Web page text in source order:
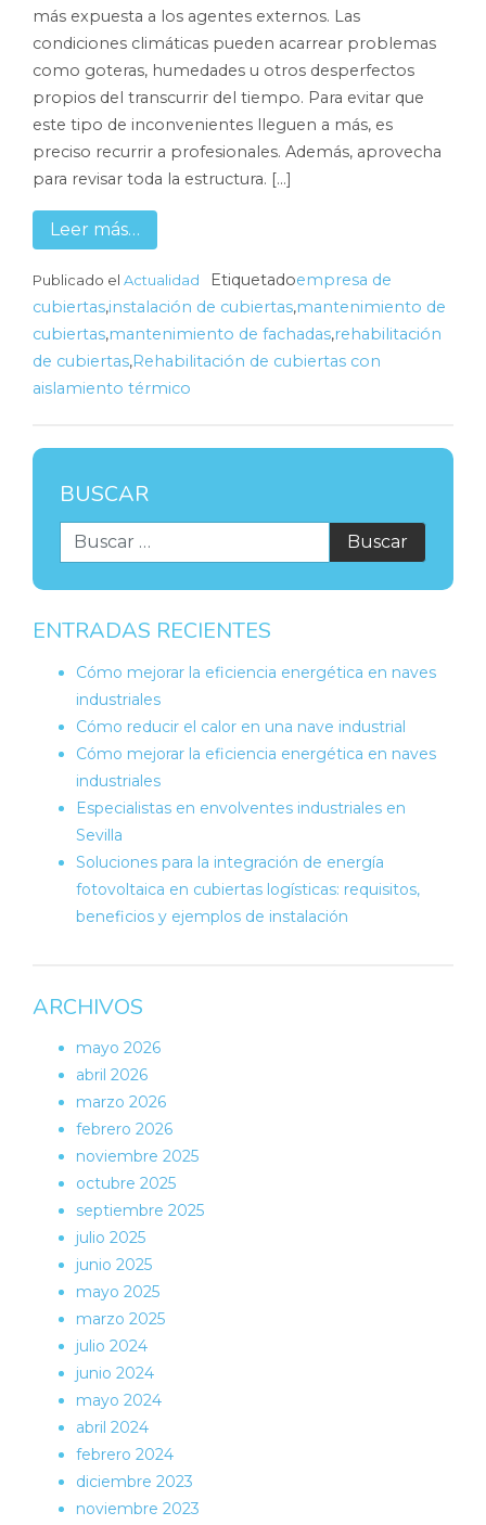
más expuesta a los agentes externos. Las
condiciones climáticas pueden acarrear problemas
como goteras, humedades u otros desperfectos
propios del transcurrir del tiempo. Para evitar que
este tipo de inconvenientes lleguen a más, es
preciso recurrir a profesionales. Además, aprovecha
para revisar toda la estructura. […]
Leer más…
Publicado el Actualidad Etiquetadoempresa de
cubiertas,instalación de cubiertas,mantenimiento de
cubiertas,mantenimiento de fachadas,rehabilitación
de cubiertas,Rehabilitación de cubiertas con
aislamiento térmico
BUSCAR
ENTRADAS RECIENTES
Cómo mejorar la eficiencia energética en naves
industriales
Cómo reducir el calor en una nave industrial
Cómo mejorar la eficiencia energética en naves
industriales
Especialistas en envolventes industriales en
Sevilla
Soluciones para la integración de energía
fotovoltaica en cubiertas logísticas: requisitos,
beneficios y ejemplos de instalación
ARCHIVOS
mayo 2026
abril 2026
marzo 2026
febrero 2026
noviembre 2025
octubre 2025
septiembre 2025
julio 2025
junio 2025
mayo 2025
marzo 2025
julio 2024
junio 2024
mayo 2024
abril 2024
febrero 2024
diciembre 2023
noviembre 2023